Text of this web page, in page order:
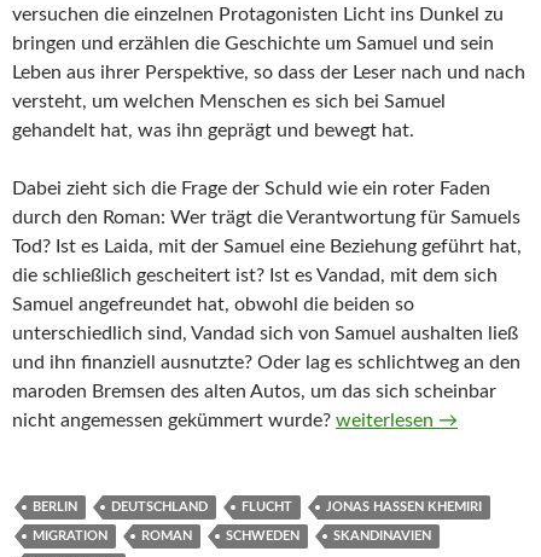
versuchen die einzelnen Protagonisten Licht ins Dunkel zu
bringen und erzählen die Geschichte um Samuel und sein
Leben aus ihrer Perspektive, so dass der Leser nach und nach
versteht, um welchen Menschen es sich bei Samuel
gehandelt hat, was ihn geprägt und bewegt hat.
Dabei zieht sich die Frage der Schuld wie ein roter Faden
durch den Roman: Wer trägt die Verantwortung für Samuels
Tod? Ist es Laida, mit der Samuel eine Beziehung geführt hat,
die schließlich gescheitert ist? Ist es Vandad, mit dem sich
Samuel angefreundet hat, obwohl die beiden so
unterschiedlich sind, Vandad sich von Samuel aushalten ließ
und ihn finanziell ausnutzte? Oder lag es schlichtweg an den
maroden Bremsen des alten Autos, um das sich scheinbar
nicht angemessen gekümmert wurde? Alles, was ich nicht
weiterlesen →
BERLIN DEUTSCHLAND FLUCHT JONAS HASSEN KHEMIRI
MIGRATION ROMAN SCHWEDEN SKANDINAVIEN